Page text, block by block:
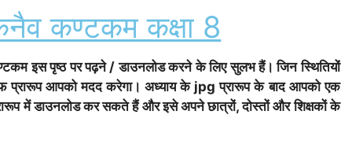
कण्टकम कक्षा 8
इस पृष्ठ पर पढ़ने / डाउनलोड करने के लिए सुलभ हैं। जिन स्थितियों
प्रारूप आपको मदद करेगा। अध्याय के jpg प्रारूप के बाद आपको एक
में डाउनलोड कर सकते हैं और इसे अपने छात्रों, दोस्तों और शिक्षकों के